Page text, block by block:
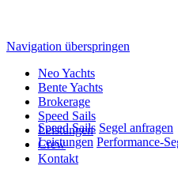
Navigation überspringen
Neo Yachts
Bente Yachts
Brokerage
Speed Sails
Speed Sails Segel anfragen
Leistungen
Leistungen Performance-
Crew
Kontakt